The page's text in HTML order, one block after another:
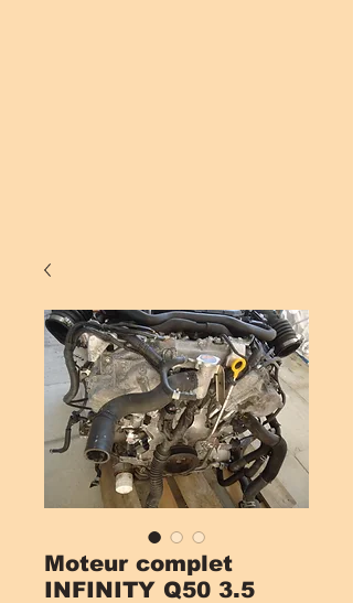
Moteur complet
INFINITY Q50 3.5